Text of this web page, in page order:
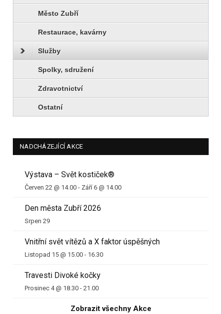
Město Zubří
Restaurace, kavárny
Služby
Spolky, sdružení
Zdravotnictví
Ostatní
NADCHÁZEJÍCÍ AKCE
Výstava – Svět kostiček®
Červen 22 @ 14.00 - Září 6 @ 14.00
Den města Zubří 2026
Srpen 29
Vnitřní svět vítězů a X faktor úspěšných
Listopad 15 @ 15.00 - 16.30
Travesti Divoké kočky
Prosinec 4 @ 18.30 - 21.00
Zobrazit všechny Akce